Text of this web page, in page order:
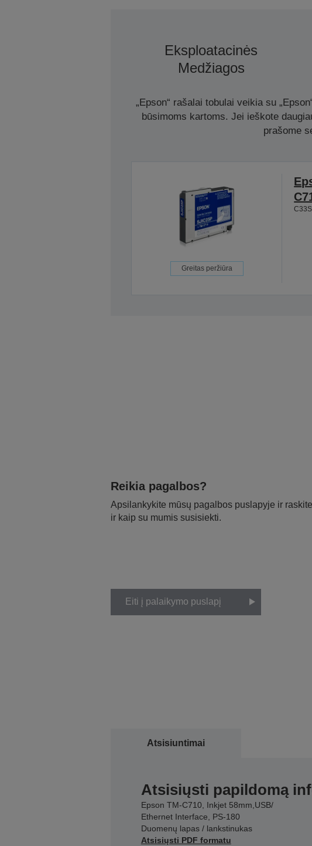
Eksploatacinės
Medžiagos
„Epson“ rašalai tobulai veikia su
būsimoms kartoms. Jei ieškote
prašome
Greitas peržiūra
Reikia pagalbos?
Apsilankykite mūsų pagalbos puslapyje ir
ir kaip su mumis susisiekti.
Eiti į palaikymo puslapį
Atsisiuntimai
Atsisiųsti papildomą
Epson TM-C710, Inkjet 58mm,USB/
Ethernet Interface, PS-180
Duomenų lapas / lankstinukas
Atsisiųsti PDF formatu